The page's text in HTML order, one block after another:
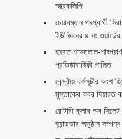
স্মারকলিপি ‎
চেয়ারম্যান পদপ্রার্থী
ইউনিয়নের ৪ নং
হযরত শাহ্জালাল-
প্রতিষ্ঠাবার্ষিকী পালিত ‎​
কেন্দ্রীয় কর্মসূচীর অংশ
মুস্তাকের কবর যিয়ারত
রোটারী ক্লাব অব সিলেট
হ্যান্ডভার অনুষ্ঠান সম্পন্ন